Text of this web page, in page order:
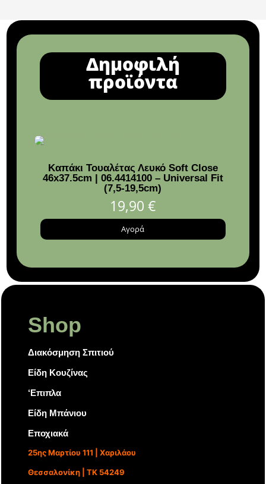
Δημοφιλή
προϊόντα
Καπάκι Τουαλέτας Λευκό Soft Close
46x37.5cm | 06.4414100 – Universal Fit
(7,5-19,5cm)
19,90 €
Αγορά
Shop
Διακόσμηση Σπιτιού
Είδη Κουζίνας
‘Επιπλα
Είδη Μπάνιου
Εποχιακά
25ης Μαρτίου 111 | Χαριλάου
Θεσσαλονίκη | ΤΚ 54249